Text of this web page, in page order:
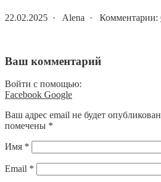
22.02.2025 · Alena · Комментарии:
Ваш комментарий
Войти с помощью:
Facebook Google
Ваш адрес email не будет
помечены *
Имя *
Email *